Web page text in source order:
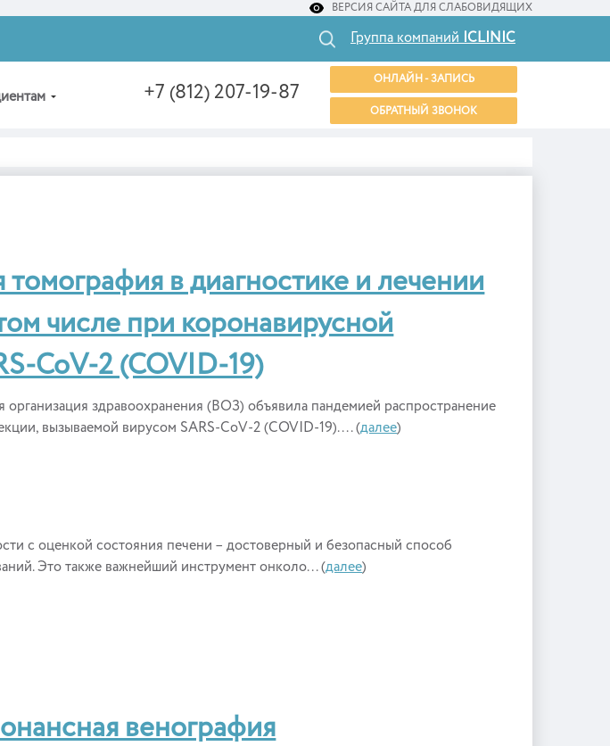
ВЕРСИЯ САЙТА ДЛЯ СЛАБОВИДЯЩИХ
Группа компаний ICLINIC
+7 (812) 207-19-87
ОНЛАЙН - ЗАПИСЬ
ОБРАТНЫЙ ЗВОНОК
в диагностике и лечении
числе при коронавирусной
CoV-2 (COVID-19)
организация здравоохранения (ВОЗ) объявила пандемией распространение
вызываемой вирусом SARS-CoV-2 (COVID-19). ... (далее)
с оценкой состояния печени – достоверный и безопасный способ
Это также важнейший инструмент онколо... (далее)
венография